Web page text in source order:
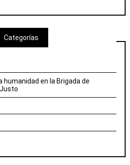
Categorías
en la Brigada de